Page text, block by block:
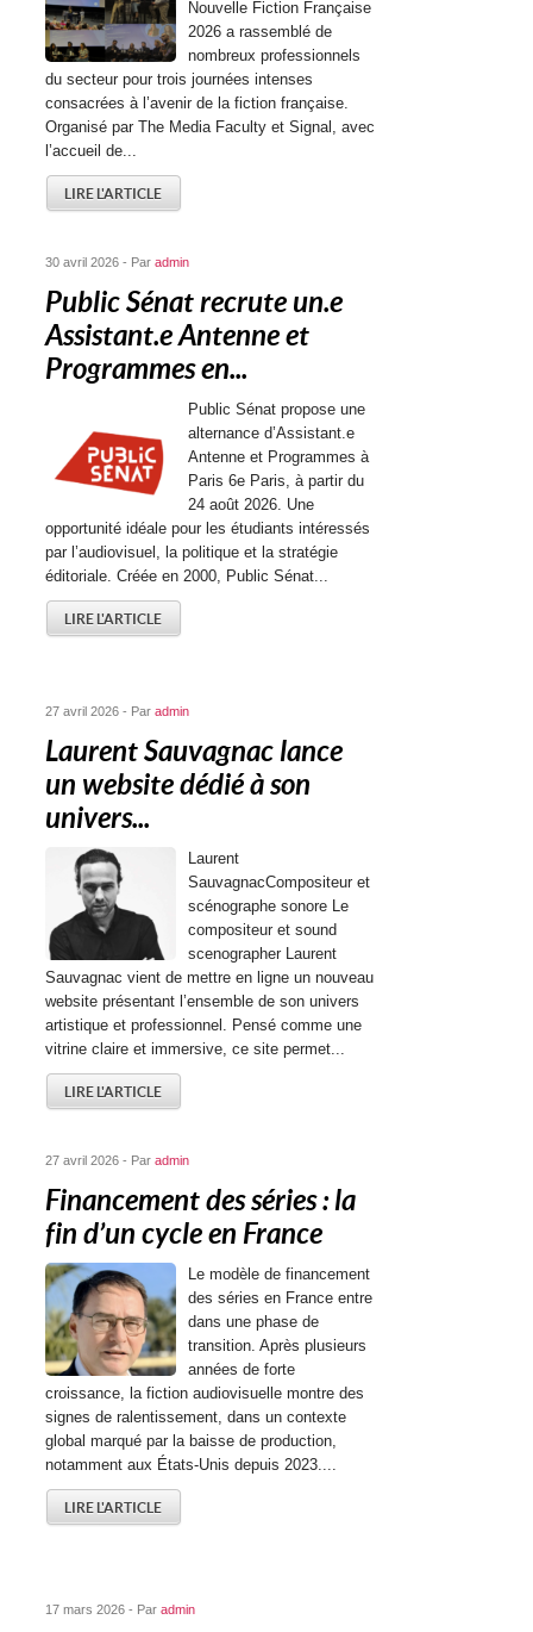
Nouvelle Fiction Française
2026 a rassemblé de
nombreux professionnels
du secteur pour trois journées intenses
consacrées à l’avenir de la fiction française.
Organisé par The Media Faculty et Signal, avec
l’accueil de...
LIRE L'ARTICLE
30 avril 2026 - Paradmin
Public Sénat recrute un.e
Assistant.e Antenne et
Programmes en...
Public Sénat propose une
alternance d’Assistant.e
Antenne et Programmes à
Paris 6e Paris, à partir du
24 août 2026. Une
opportunité idéale pour les étudiants intéressés
par l’audiovisuel, la politique et la stratégie
éditoriale. Créée en 2000, Public Sénat...
LIRE L'ARTICLE
27 avril 2026 - Paradmin
Laurent Sauvagnac lance
un website dédié à son
univers...
Laurent
SauvagnacCompositeur et
scénographe sonore Le
compositeur et sound
scenographer Laurent
Sauvagnac vient de mettre en ligne un nouveau
website présentant l’ensemble de son univers
artistique et professionnel. Pensé comme une
vitrine claire et immersive, ce site permet...
LIRE L'ARTICLE
27 avril 2026 - Paradmin
Financement des séries : la
fin d’un cycle en France
Le modèle de financement
des séries en France entre
dans une phase de
transition. Après plusieurs
années de forte
croissance, la fiction audiovisuelle montre des
signes de ralentissement, dans un contexte
global marqué par la baisse de production,
notamment aux États-Unis depuis 2023....
LIRE L'ARTICLE
17 mars 2026 - Paradmin